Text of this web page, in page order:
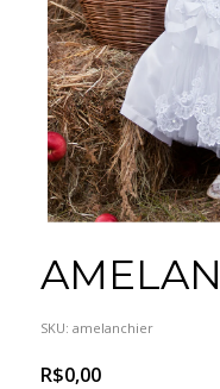
SKU: amelanchier
R$0,00